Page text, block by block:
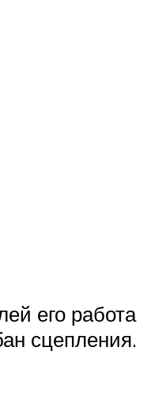
его работа
сцепления.